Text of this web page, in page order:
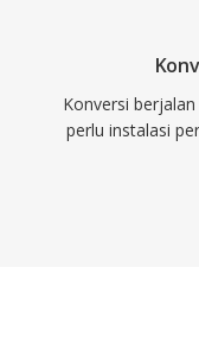
Konversi
perlu instalasi